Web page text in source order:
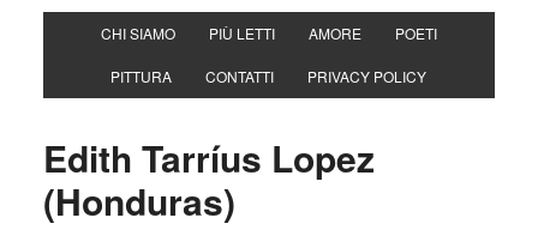
CHI SIAMO PIÙ LETTI AMORE POETI
PITTURA CONTATTI PRIVACY POLICY
Edith Tarríus Lopez
(Honduras)